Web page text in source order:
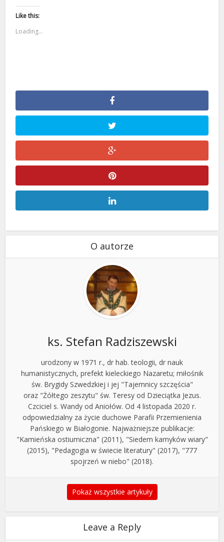
Like this:
Loading...
O autorze
ks. Stefan Radziszewski
urodzony w 1971 r., dr hab. teologii, dr nauk
humanistycznych, prefekt kieleckiego Nazaretu; miłośnik
św. Brygidy Szwedzkiej i jej "Tajemnicy szczęścia"
oraz "Żółtego zeszytu" św. Teresy od Dzieciątka Jezus.
Czciciel s. Wandy od Aniołów. Od 4 listopada 2020 r.
odpowiedzialny za życie duchowe Parafii Przemienienia
Pańskiego w Białogonie. Najważniejsze publikacje:
"Kamieńska ostiumiczna" (2011), "Siedem kamyków wiary"
(2015), "Pedagogia w świecie literatury" (2017), "777
spojrzeń w niebo" (2018).
Pokaż wszystkie artykuły
Leave a Reply